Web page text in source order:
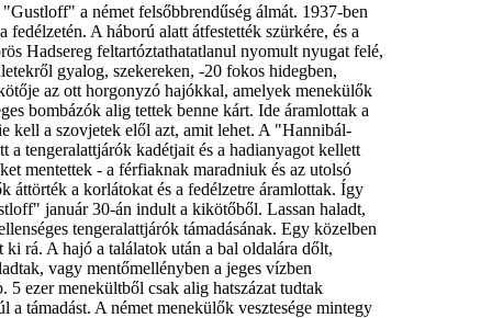
a német felsőbbrendűség álmát. 1937-ben
A háború alatt átfestették szürkére, és a
Hadsereg feltartóztathatatlanul nyomult nyugat felé,
gyalog, szekereken, -20 fokos hidegben,
az ott horgonyzó hajókkal, amelyek menekülők
bombázók alig tettek benne kárt. Ide áramlottak a
kell a szovjetek elől azt, amit lehet. A "Hannibál-
tengeralattjárók kadétjait és a hadianyagot kellett
mentettek - a férfiaknak maradniuk és az utolsó
a korlátokat és a fedélzetre áramlottak. Így
január 30-án indult a kikötőből. Lassan haladt,
tengeralattjárók támadásának. Egy közelben
rá. A hajó a találatok után a bal oldalára dőlt,
vagy mentőmellényben a jeges vízben
ezer menekültből csak alig hatszázat tudtak
támadást. A német menekülők vesztesége mintegy